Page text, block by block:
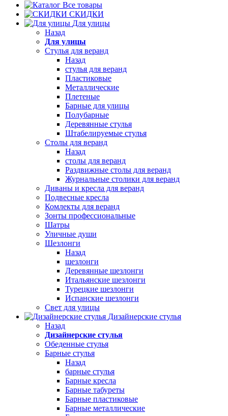
Все товары
СКИДКИ
Для улицы
Назад
Для улицы
Стулья для веранд
Назад
стулья для веранд
Пластиковые
Металлические
Плетеные
Барные для улицы
Полубарные
Деревянные стулья
Штабелируемые стулья
Столы для веранд
Назад
столы для веранд
Раздвижные столы для веранд
Журнальные столики для веранд
Диваны и кресла для веранд
Подвесные кресла
Комлекты для веранд
Зонты профессиональные
Шатры
Уличные души
Шезлонги
Назад
шезлонги
Деревянные шезлонги
Итальянские шезлонги
Турецкие шезлонги
Испанские шезлонги
Свет для улицы
Дизайнерские стулья
Назад
Дизайнерские стулья
Обеденные стулья
Барные стулья
Назад
барные стулья
Барные кресла
Барные табуреты
Барные пластиковые
Барные металлические